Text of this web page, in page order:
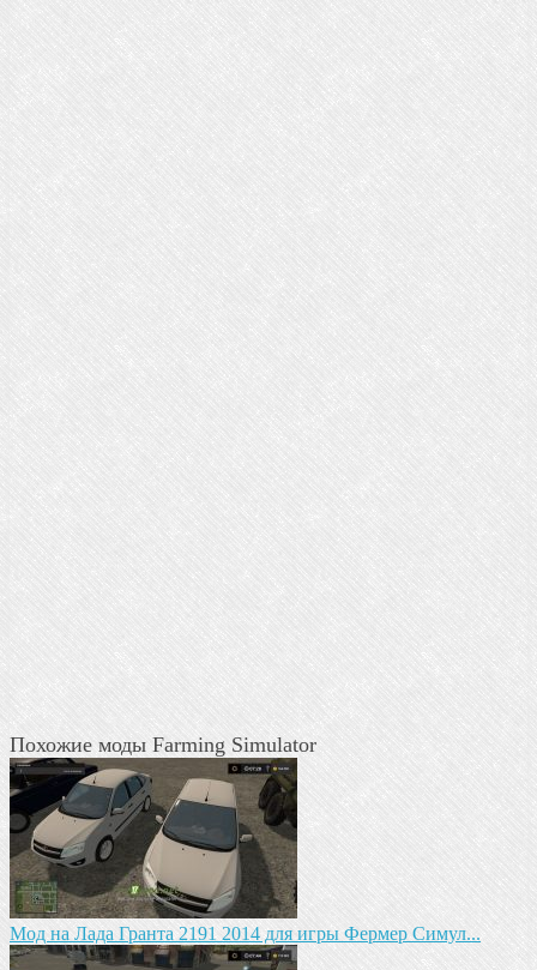
Похожие моды Farming Simulator
Мод на Лада Гранта 2191 2014 для игры Фермер Симул...